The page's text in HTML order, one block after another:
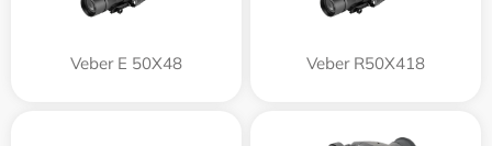
Veber E 50X48 Veber R50X418